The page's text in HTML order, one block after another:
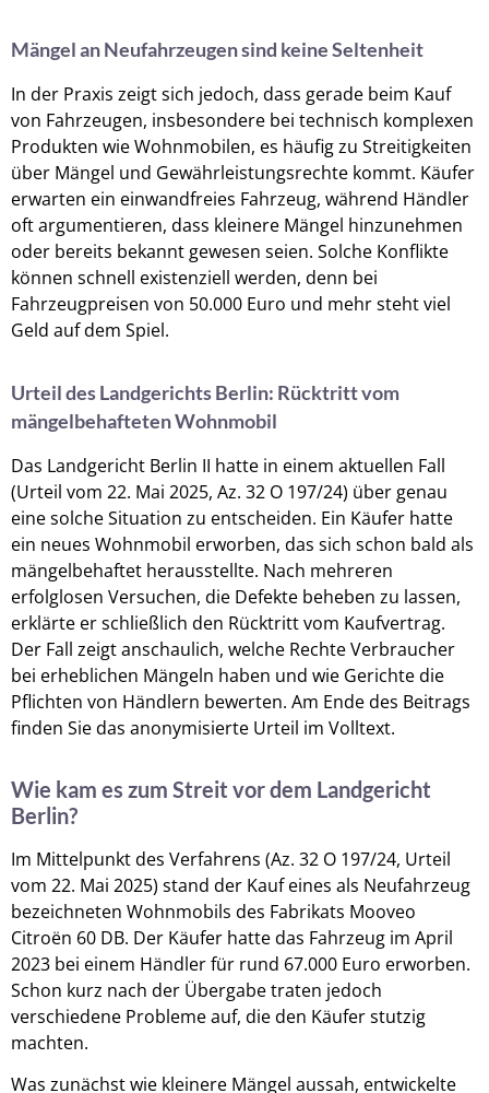
Mängel an Neufahrzeugen sind keine Seltenheit
In der Praxis zeigt sich jedoch, dass gerade beim Kauf
von Fahrzeugen, insbesondere bei technisch komplexen
Produkten wie Wohnmobilen, es häufig zu Streitigkeiten
über Mängel und Gewährleistungsrechte kommt. Käufer
erwarten ein einwandfreies Fahrzeug, während Händler
oft argumentieren, dass kleinere Mängel hinzunehmen
oder bereits bekannt gewesen seien. Solche Konflikte
können schnell existenziell werden, denn bei
Fahrzeugpreisen von 50.000 Euro und mehr steht viel
Geld auf dem Spiel.
Urteil des Landgerichts Berlin: Rücktritt vom
mängelbehafteten Wohnmobil
Das Landgericht Berlin II hatte in einem aktuellen Fall
(Urteil vom 22. Mai 2025, Az. 32 O 197/24) über genau
eine solche Situation zu entscheiden. Ein Käufer hatte
ein neues Wohnmobil erworben, das sich schon bald als
mängelbehaftet herausstellte. Nach mehreren
erfolglosen Versuchen, die Defekte beheben zu lassen,
erklärte er schließlich den Rücktritt vom Kaufvertrag.
Der Fall zeigt anschaulich, welche Rechte Verbraucher
bei erheblichen Mängeln haben und wie Gerichte die
Pflichten von Händlern bewerten. Am Ende des Beitrags
finden Sie das anonymisierte Urteil im Volltext.
Wie kam es zum Streit vor dem Landgericht
Berlin?
Im Mittelpunkt des Verfahrens (Az. 32 O 197/24, Urteil
vom 22. Mai 2025) stand der Kauf eines als Neufahrzeug
bezeichneten Wohnmobils des Fabrikats Mooveo
Citroën 60 DB. Der Käufer hatte das Fahrzeug im April
2023 bei einem Händler für rund 67.000 Euro erworben.
Schon kurz nach der Übergabe traten jedoch
verschiedene Probleme auf, die den Käufer stutzig
machten.
Was zunächst wie kleinere Mängel aussah, entwickelte